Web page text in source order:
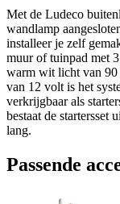
Met de Ludeco
wandlamp
installeer je zelf
muur of tuinpad met
warm wit licht van 90
van 12 volt is het
verkrijgbaar als
bestaat de startersset
lang.
Passende